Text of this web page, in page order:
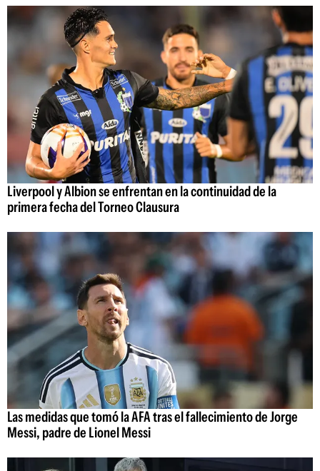
Liverpool y Albion se enfrentan en la continuidad de la
primera fecha del Torneo Clausura
Las medidas que tomó la AFA tras el fallecimiento de Jorge
Messi, padre de Lionel Messi